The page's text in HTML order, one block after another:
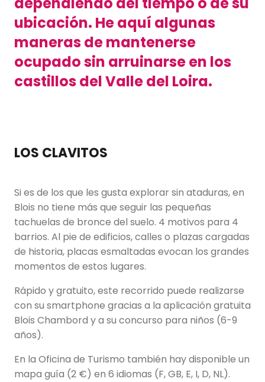
ubicación. He aquí algunas
maneras de mantenerse
ocupado sin arruinarse en los
castillos del Valle del Loira.
LOS CLAVITOS
Si es de los que les gusta explorar sin ataduras, en
Blois no tiene más que seguir las pequeñas
tachuelas de bronce del suelo. 4 motivos para 4
barrios. Al pie de edificios, calles o plazas cargadas
de historia, placas esmaltadas evocan los grandes
momentos de estos lugares.
Rápido y gratuito, este recorrido puede realizarse
con su smartphone gracias a la aplicación gratuita
Blois Chambord y a su concurso para niños (6-9
años).
En la Oficina de Turismo también hay disponible un
mapa guía (2 €) en 6 idiomas (F, GB, E, I, D, NL).